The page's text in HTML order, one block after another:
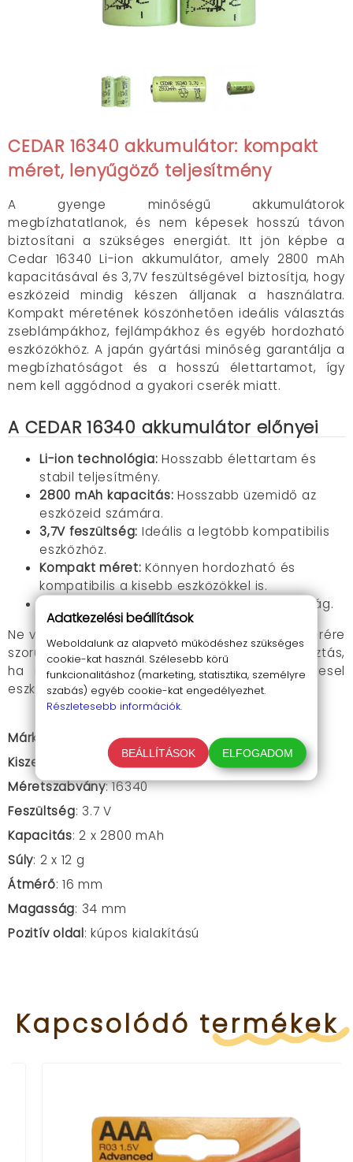
CEDAR 16340 akkumulátor: kompakt
méret, lenyűgöző teljesítmény
A gyenge minőségű akkumulátorok
megbízhatatlanok, és nem képesek hosszú távon
biztosítani a szükséges energiát. Itt jön képbe a
Cedar 16340 Li-ion akkumulátor, amely 2800 mAh
kapacitásával és 3,7V feszültségével biztosítja, hogy
eszközeid mindig készen álljanak a használatra.
Kompakt méretének köszönhetően ideális választás
zseblámpákhoz, fejlámpákhoz és egyéb hordozható
eszközökhöz. A japán gyártási minőség garantálja a
megbízhatóságot és a hosszú élettartamot, így
nem kell aggódnod a gyakori cserék miatt.
A CEDAR 16340 akkumulátor előnyei
Li-ion technológia: Hosszabb élettartam és
stabil teljesítmény.
2800 mAh kapacitás: Hosszabb üzemidő az
eszközeid számára.
3,7V feszültség: Ideális a legtöbb kompatibilis
eszközhöz.
Kompakt méret: Könnyen hordozható és
kompatibilis a kisebb eszközökkel is.
Megbízhatóság és tartósság.
Ne várd meg, míg a jelenlegi akkumulátorod cserére
szorul! A CEDAR 16340 akkumulátor kiváló választás,
ha megbízható és tartós energiaforrást keresel
eszközeidhez.
Márka
Thunder Cedar
Kiszerelés
: 2 darab
Méretszabvány: 16340
Feszültség: 3.7 V
Kapacitás: 2 x 2800 mAh
Súly: 2 x 12 g
Átmérő: 16 mm
Magasság: 34 mm
Pozitív oldal: kúpos kialakítású
Kapcsolódó termékek
Adatkezelési beállítások
Weboldalunk az alapvető működéshez szükséges
cookie-kat használ. Szélesebb körű
funkcionalitáshoz (marketing, statisztika, személyre
szabás) egyéb cookie-kat engedélyezhet.
Részletesebb információk.
BEÁLLÍTÁSOK ELFOGADOM